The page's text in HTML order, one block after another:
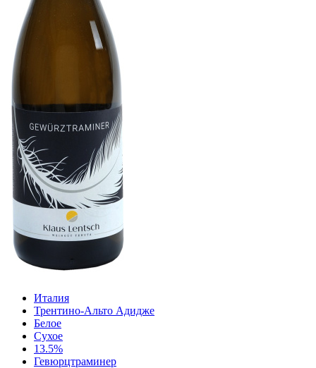
Италия
Трентино-Альто Адидже
Белое
Сухое
13.5%
Гевюрцтраминер